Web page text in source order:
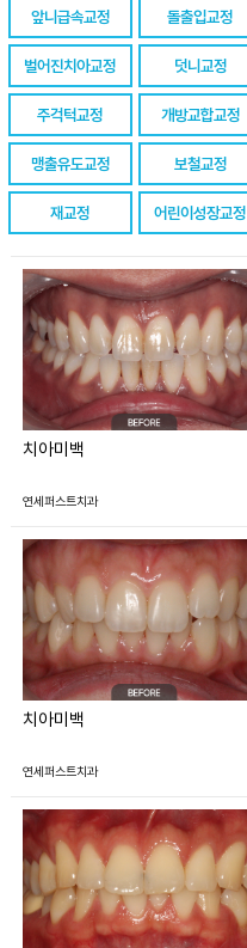
앞니급속교정 돌출입교정
벌어진치아교정 덧니교정
주걱턱교정 개방교합교정
맹출유도교정 보철교정
재교정 어린이성장교정
치아미백
연세퍼스트치과
치아미백
연세퍼스트치과